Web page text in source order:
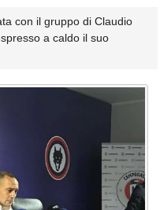
con il gruppo di Claudio
a caldo il suo